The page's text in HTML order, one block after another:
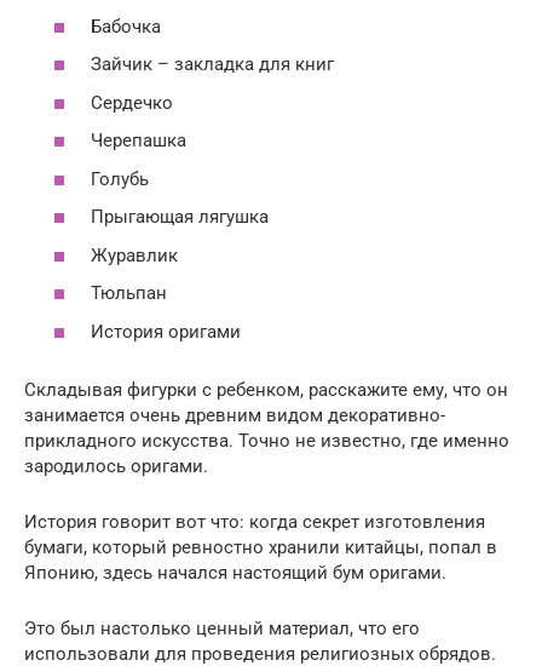
Бабочка
Зайчик – закладка для книг
Сердечко
Черепашка
Голубь
Прыгающая лягушка
Журавлик
Тюльпан
История оригами
Складывая фигурки с ребенком, расскажите ему, что он
занимается очень древним видом декоративно-
прикладного искусства. Точно не известно, где именно
зародилось оригами.
История говорит вот что: когда секрет изготовления
бумаги, который ревностно хранили китайцы, попал в
Японию, здесь начался настоящий бум оригами.
Это был настолько ценный материал, что его
использовали для проведения религиозных обрядов.